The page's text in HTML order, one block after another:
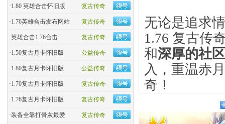
复古传奇
·1.80 英雄合击怀旧版
复古传奇
·1.76英雄合击发布网站
复古传奇
·英雄合击1.76合击
公益传奇
·1.50复古月卡怀旧版
公益传奇
·1.80复古月卡怀旧版
复古传奇
·1.70复古月卡怀旧版
复古传奇
·1.76复古月卡怀旧版
复古传奇
·装备全靠打骨灰最爱
无论是追求
1.76 复古传
和深厚的社
入，重温赤
奇！